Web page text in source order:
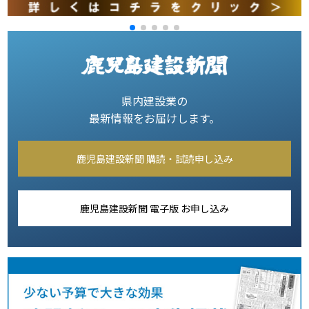
県内建設業の
最新情報をお届けします。
鹿児島建設新聞 購読・試読申し込み
鹿児島建設新聞 電子版 お申し込み